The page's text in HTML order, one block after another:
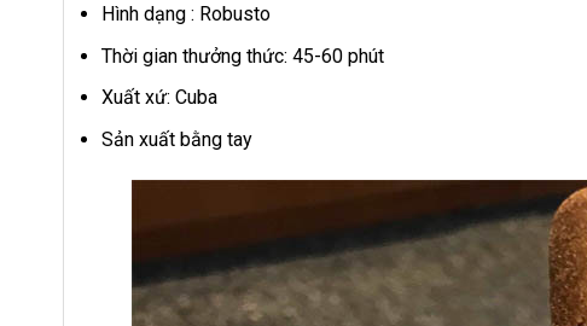
Hình dạng : Robusto
Thời gian thưởng thức: 45-60 phút
Xuất xứ: Cuba
Sản xuất bằng tay